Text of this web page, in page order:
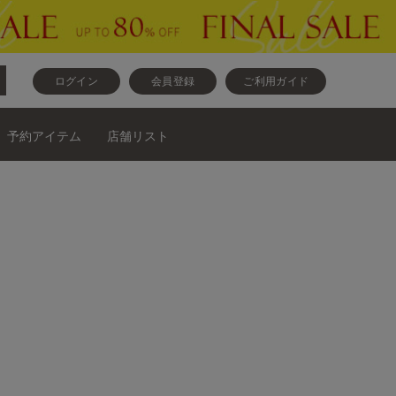
ログイン 会員登録 ご利用ガイド
予約アイテム 店舗リスト